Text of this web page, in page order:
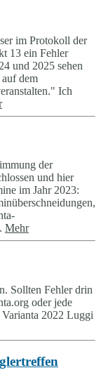
im Protokoll der
13 ein Fehler
und 2025 sehen
dem
Ich
der
und hier
im Jahr 2023:
Mehr
Sollten Fehler drin
oder jede
Varianta 2022 Luggi